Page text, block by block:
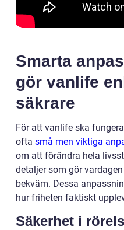
Smarta
gör vanlife
säkrare
För att vanlife ska
ofta små men viktiga
om att förändra hela
detaljer som gör
bekväm. Dessa
hur friheten faktiskt
Säkerhet i